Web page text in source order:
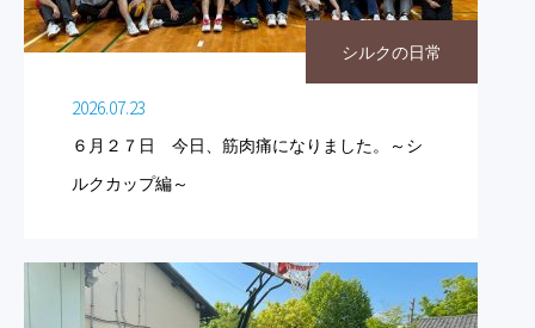
シルクの日常
2026.07.23
６月２７日 今日、筋肉痛になりました。～シ
ルクカップ編～